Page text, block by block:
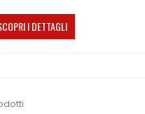
I DETTAGLI